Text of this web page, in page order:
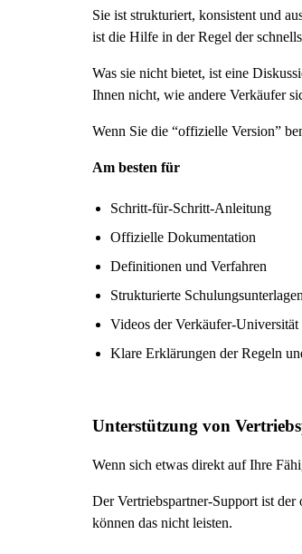
Sie ist strukturiert, konsistent und
ist die Hilfe in der Regel der
Was sie nicht bietet, ist eine
Ihnen nicht, wie andere Verkäufer
Wenn Sie die “offizielle Version”
Am besten für
Schritt-für-Schritt-Anleitung
Offizielle Dokumentation
Definitionen und Verfahren
Strukturierte Schulungsunterlagen
Videos der Verkäufer-Universität
Klare Erklärungen der Regeln
Unterstützung von
Wenn sich etwas direkt auf Ihre
Der Vertriebspartner-Support ist
können das nicht leisten.